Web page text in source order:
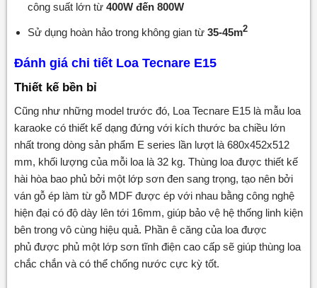
công suất lớn từ400W đến 800W
Sử dụng hoàn hảo trong không gian từ35-45m2
Đánh giá chi tiết Loa Tecnare E15
Thiết kế bền bỉ
Cũng như những model trước đó, Loa Tecnare E15 là mẫu loa
karaoke có thiết kế dạng đứng với kích thước ba chiều lớn
nhất trong dòng sản phẩm E series lần lượt là 680x452x512
mm, khối lượng của mỗi loa là 32 kg. Thùng loa được thiết kế
hài hòa bao phủ bởi một lớp sơn đen sang trọng, tạo nên bởi
ván gỗ ép làm từ gỗ MDF được ép với nhau bằng công nghệ
hiện đại có độ dày lên tới 16mm, giúp bảo vệ hệ thống linh kiện
bên trong vô cùng hiệu quả. Phần ê căng của loa được
phủ được phủ một lớp sơn tĩnh điện cao cấp sẽ giúp thùng loa
chắc chắn và có thể chống nước cực kỳ tốt.